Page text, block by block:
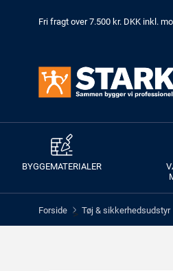
Fri fragt over 7.500 kr. DKK inkl.
BYGGEMATERIALER
Forside > Tøj & sikkerhedsudstyr